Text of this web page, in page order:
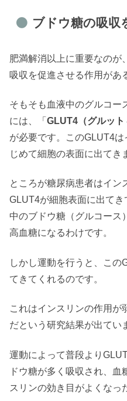
ブドウ糖の吸収
肥満解消以上に重要なのが
吸収を促進させる作用があ
そもそも血液中のグルコー
には、「 GLUT4（グルット
が必要です。このGLUT4
じめて細胞の表面に出てき
ところが糖尿病患者はイン
GLUT4が細胞表面に出て
中のブドウ糖（グルコース
高血糖になるわけです。
しかし運動を行うと、この
てきてくれるのです。
これはインスリンの作用が
だという研究結果が出てい
運動によって普段より
ドウ糖が多く吸収され、
スリンの効き目がよくなっ